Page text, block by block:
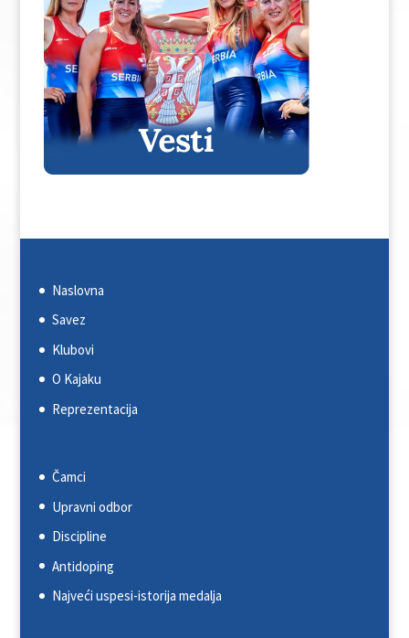
Naslovna
Savez
Klubovi
O Kajaku
Reprezentacija
Čamci
Upravni odbor
Discipline
Antidoping
Najveći uspesi-istorija medalja